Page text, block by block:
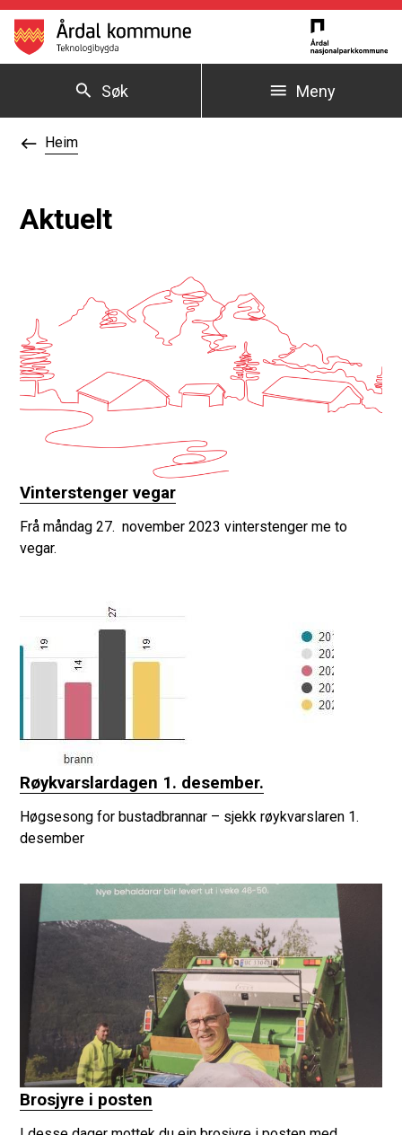
Årdal kommune
Søk Meny
Du er her:
Heim
Aktuelt
Vinterstenger vegar
Frå måndag 27. november 2023 vinterstenger me to
vegar.
Røykvarslardagen 1. desember.
Høgsesong for bustadbrannar – sjekk røykvarslaren 1.
desember
Brosjyre i posten